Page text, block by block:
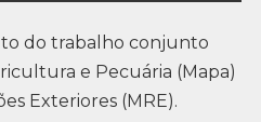
do trabalho conjunto
e Pecuária (Mapa)
Exteriores (MRE).